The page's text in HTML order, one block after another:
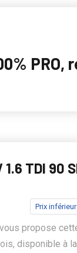
1.6 TDI 90
Prix
vous propose
disponible à